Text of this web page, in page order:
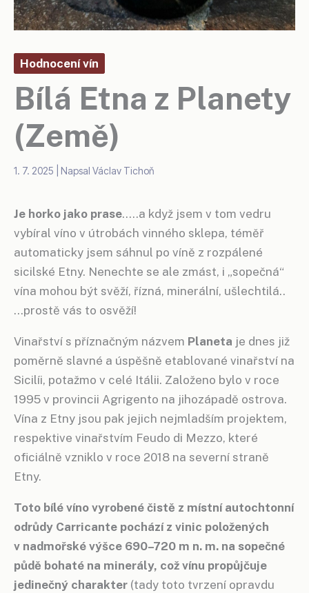
Hodnocení vín
Bílá Etna z Planety
(Země)
1. 7. 2025 | Napsal Václav Tichoň
Je horko jako prase…..a když jsem v tom vedru
vybíral víno v útrobách vinného sklepa, téměř
automaticky jsem sáhnul po víně z rozpálené
sicilské Etny. Nenechte se ale zmást, i „sopečná“
vína mohou být svěží, řízná, minerální, ušlechtilá..
…prostě vás to osvěží!
Vinařství s příznačným názvem Planeta je dnes již
poměrně slavné a úspěšně etablované vinařství na
Sicilíi, potažmo v celé Itálii. Založeno bylo v roce
1995 v provincii Agrigento na jihozápadě ostrova.
Vína z Etny jsou pak jejich nejmladším projektem,
respektive vinařstvím Feudo di Mezzo, které
oficiálně vzniklo v roce 2018 na severní straně
Etny.
Toto bílé víno vyrobené čistě z místní autochtonní
odrůdy Carricante pochází z vinic položených
v nadmořské výšce 690–720 m n. m. na sopečné
půdě bohaté na minerály, což vínu propůjčuje
jedinečný charakter (tady toto tvrzení opravdu